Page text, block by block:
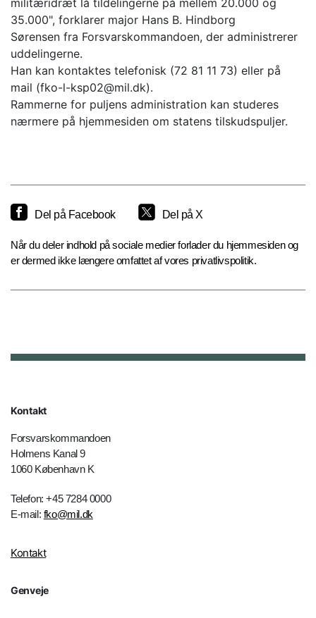
militæridræt lå tildelingerne på mellem 20.000 og
35.000", forklarer major Hans B. Hindborg
Sørensen fra Forsvarskommandoen, der administrerer
uddelingerne.
Han kan kontaktes telefonisk (72 81 11 73) eller på
mail (fko-l-ksp02@mil.dk).
Rammerne for puljens administration kan studeres
nærmere på hjemmesiden om statens tilskudspuljer.
Del på Facebook Del på X
Når du deler indhold på sociale medier forlader du hjemmesiden og
er dermed ikke længere omfattet af vores privatlivspolitik.
Kontakt
Forsvarskommandoen
Holmens Kanal 9
1060 København K
Telefon: +45 7284 0000
E-mail: fko@mil.dk
Kontakt
Genveje